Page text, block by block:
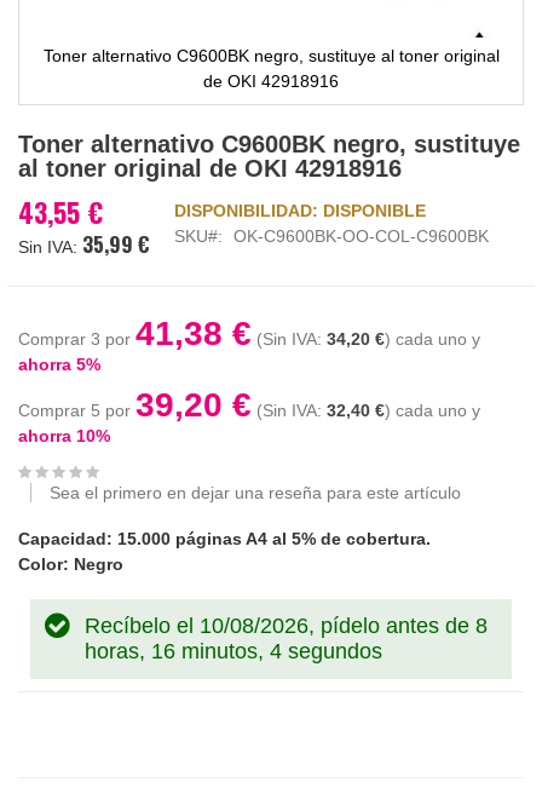
Toner alternativo C9600BK negro, sustituye al toner original
de OKI 42918916
al
comienzo
la
galería
Toner alternativo C9600BK negro, sustituye
al toner original de OKI 42918916
43,55 €
35,99 €
DISPONIBILIDAD: DISPONIBLE
SKU
OK-C9600BK-OO-COL-C9600BK
Comprar 3 por 41,38 € 34,20 € cada uno y
ahorra 5%
Comprar 5 por 39,20 € 32,40 € cada uno y
ahorra 10%
Sea el primero en dejar una reseña para este artículo
Capacidad: 15.000 páginas A4 al 5% de cobertura.
Color: Negro
Recíbelo el 10/08/2026, pídelo antes de 8
horas, 16 minutos, 4 segundos